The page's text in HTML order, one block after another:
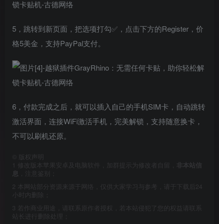
5，跳转到新页面，把选项打勾✅，点击下方的Register，价
格5美金，支持PayPal支付。
6，付款完成之后，就可以插入自己的手机SIM卡，自动跳转
激活界面，连接WiFi激活手机，完美解锁，支持随意换卡，
不可以刷机还原。
版权声明
1
修改版本苹果安卓及电脑软件，加群提示为修改者自留，
非本站信
息 ，注意鉴别；
2 本网站部分资源来源于网络，仅供大家学习与参考，请于下载后24
小时内删除；
3 若作商业用途，请联系原作者授权，若本站侵犯了您的权益请联系
站长进行删除处理；